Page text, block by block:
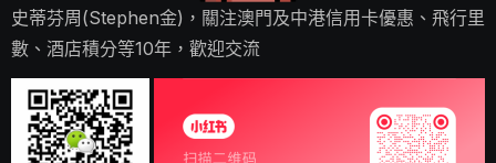
史蒂芬周(Stephen金)，關注澳門及中港信用卡優惠、飛行里
數、酒店積分等10年，歡迎交流